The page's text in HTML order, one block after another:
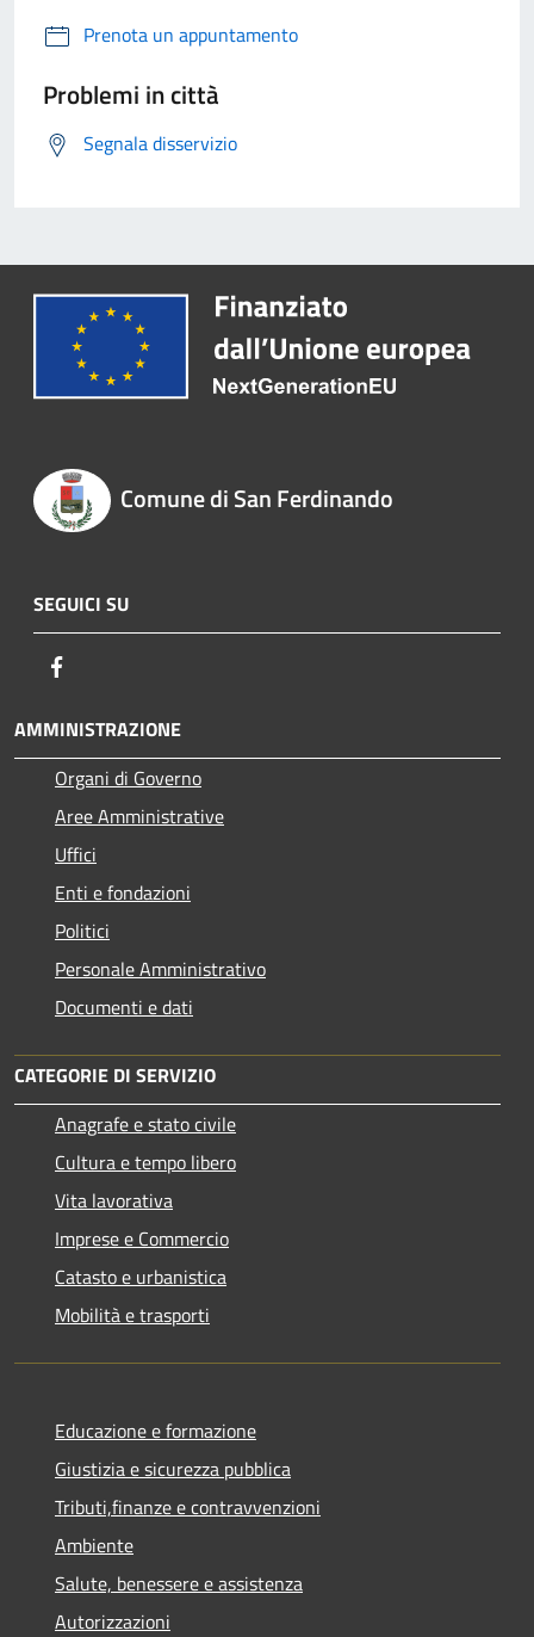
Prenota un appuntamento
Problemi in città
Segnala disservizio
Comune di San Ferdinando
SEGUICI SU
AMMINISTRAZIONE
Organi di Governo
Aree Amministrative
Uffici
Enti e fondazioni
Politici
Personale Amministrativo
Documenti e dati
CATEGORIE DI SERVIZIO
Anagrafe e stato civile
Cultura e tempo libero
Vita lavorativa
Imprese e Commercio
Catasto e urbanistica
Mobilità e trasporti
Educazione e formazione
Giustizia e sicurezza pubblica
Tributi,finanze e contravvenzioni
Ambiente
Salute, benessere e assistenza
Autorizzazioni